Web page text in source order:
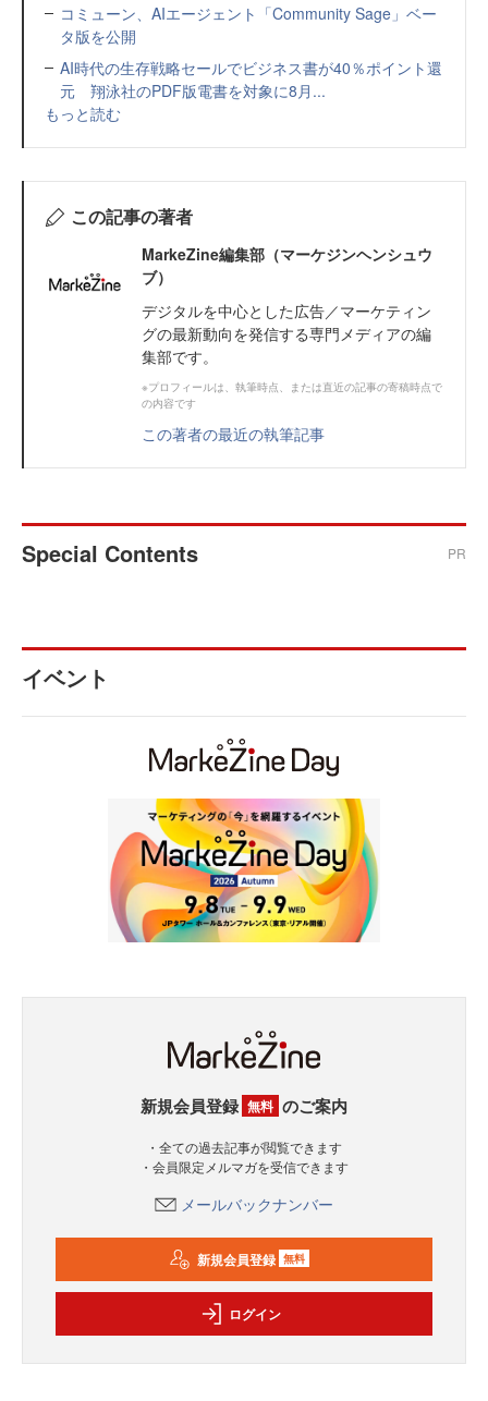
コミューン、AIエージェント「Community Sage」ベー
タ版を公開
AI時代の生存戦略セールでビジネス書が40％ポイント還
元 翔泳社のPDF版電書を対象に8月...
もっと読む
この記事の著者
MarkeZine編集部（マーケジンヘンシュウ
ブ）
デジタルを中心とした広告／マーケティン
グの最新動向を発信する専門メディアの編
集部です。
※プロフィールは、執筆時点、または直近の記事の寄稿時点で
の内容です
この著者の最近の執筆記事
Special Contents PR
イベント
新規会員登録 無料 のご案内
・全ての過去記事が閲覧できます
・会員限定メルマガを受信できます
メールバックナンバー
新規会員登録 無料
ログイン